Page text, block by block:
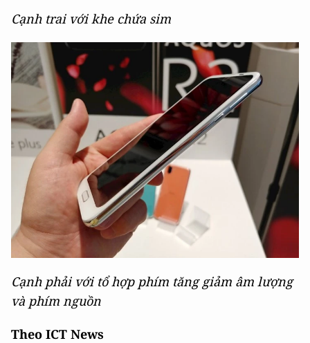
Cạnh trai với khe chứa sim
Cạnh phải với tổ hợp phím tăng giảm âm lượng
và phím nguồn
Theo ICT News